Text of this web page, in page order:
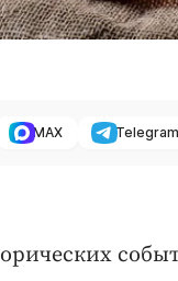
MAX Telegram